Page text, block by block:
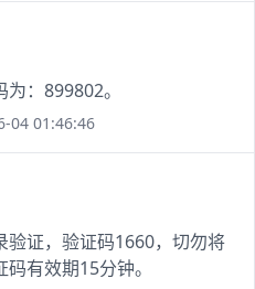
：899802。
04 01:46:46
验证，验证码1660，切勿将
有效期15分钟。